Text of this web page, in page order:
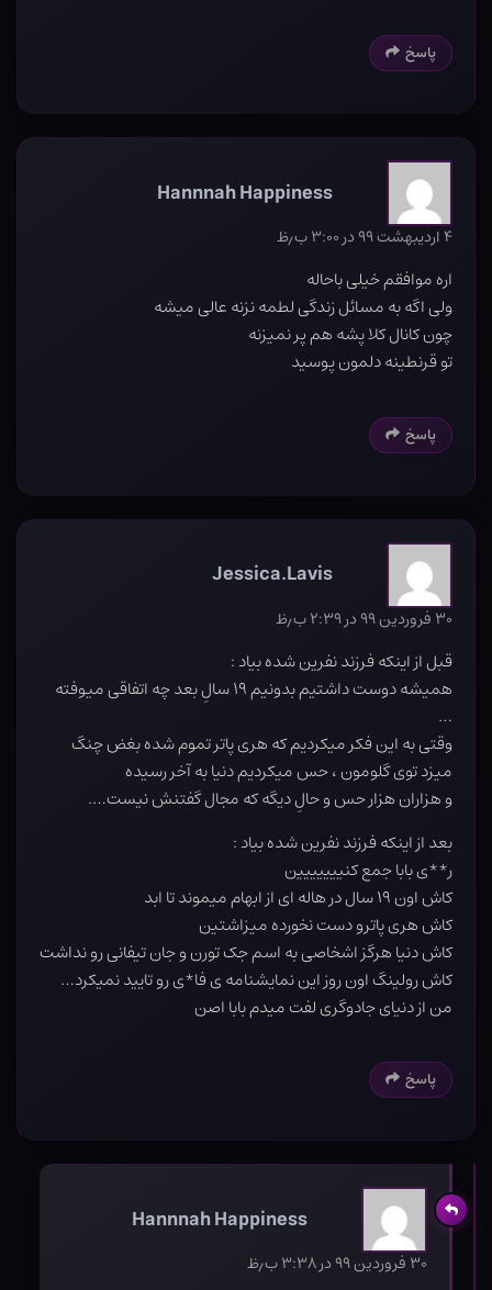
پاسخ
Hannnah Happiness
۴ اردیبهشت ۹۹ در ۳:۰۰ ب٫ظ
اره موافقم خیلی باحاله
ولی اگه به مسائل زندگی لطمه نزنه عالی میشه
چون کانال کلا پشه هم پر نمیزنه
تو قرنطینه دلمون پوسید
پاسخ
Jessica.Lavis
۳۰ فروردین ۹۹ در ۲:۳۹ ب٫ظ
قبل از اینکه فرزند نفرین شده بیاد :
همیشه دوست داشتیم بدونیم ۱۹ سالِ بعد چه اتفاقی میوفته
…
وقتی به این فکر میکردیم که هری پاتر تموم شده بغض چنگ
میزد توی گلومون ، حس میکردیم دنیا به آخر رسیده
و هزاران هزار حس و حالِ دیگه که مجال گفتنش نیست….
بعد از اینکه فرزند نفرین شده بیاد :
ر**ی بابا جمع کنییییییین
کاش اون ۱۹ سال در هاله ای از ابهام میموند تا ابد
کاش هری پاترو دست نخورده میزاشتین
کاش دنیا هرگز اشخاصی به اسم جک تورن و جان تیفانی رو نداشت
کاش رولینگ اون روز این نمایشنامه ی فا*ی رو تایید نمیکرد…
من از دنیای جادوگری لفت میدم بابا اصن
پاسخ
Hannnah Happiness
۳۰ فروردین ۹۹ در ۳:۳۸ ب٫ظ